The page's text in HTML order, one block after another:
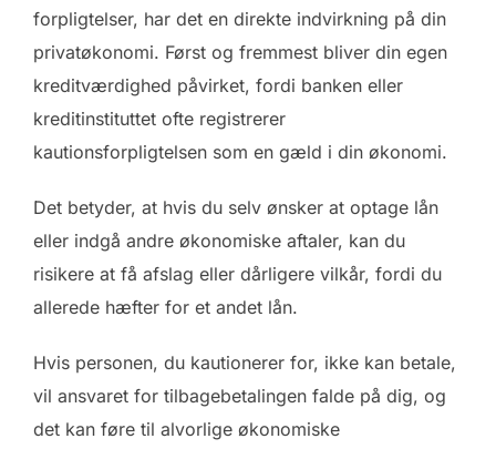
forpligtelser, har det en direkte indvirkning på din
privatøkonomi. Først og fremmest bliver din egen
kreditværdighed påvirket, fordi banken eller
kreditinstituttet ofte registrerer
kautionsforpligtelsen som en gæld i din økonomi.
Det betyder, at hvis du selv ønsker at optage lån
eller indgå andre økonomiske aftaler, kan du
risikere at få afslag eller dårligere vilkår, fordi du
allerede hæfter for et andet lån.
Hvis personen, du kautionerer for, ikke kan betale,
vil ansvaret for tilbagebetalingen falde på dig, og
det kan føre til alvorlige økonomiske